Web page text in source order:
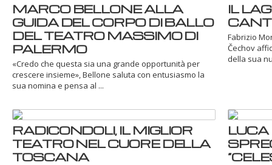
MARCO BELLONE ALLA
GUIDA DEL CORPO DI BALLO
DEL TEATRO MASSIMO DI
PALERMO
«Credo che questa sia una grande opportunità per
crescere insieme», Bellone saluta con entusiasmo la
sua nomina e pensa al ...
IL
Fabrizio
Čechov
della sua
RADICONDOLI, IL MIGLIOR
TEATRO NEL CUORE DELLA
TOSCANA
LUCA